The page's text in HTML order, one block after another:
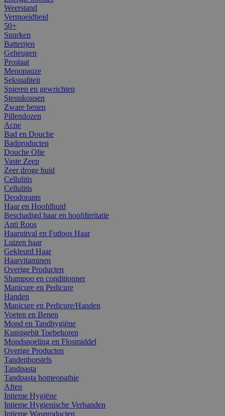
Weerstand
Vermoeidheid
50+
Snurken
Batterijen
Geheugen
Prostaat
Menopauze
Seksualiteit
Spieren en gewrichten
Steunkousen
Zware benen
Pillendozen
Acne
Bad en Douche
Badproducten
Douche Olie
Vaste Zeep
Zeer droge huid
Cellulitis
Cellulitis
Deodorants
Haar en Hoofdhuid
Beschadigd haar en hoofdirritatie
Anti Roos
Haaruitval en Futloos Haar
Luizen haar
Gekleurd Haar
Haarvitaminen
Overige Producten
Shampoo en conditionner
Manicure en Pedicure
Handen
Manicure en Pedicure/Handen
Voeten en Benen
Mond en Tandhygiëne
Kunstgebit Toebehoren
Mondspoeling en Flosmiddel
Overige Producten
Tandenborstels
Tandpasta
Tandpasta homeopathie
Aften
Intieme Hygiëne
Intieme Hygienische Verbanden
Intieme Wasproducten